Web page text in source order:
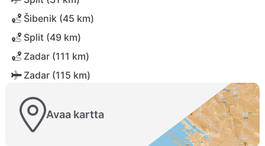
Šibenik (45 km)
Split (49 km)
Zadar (111 km)
Zadar (115 km)
Avaa kartta